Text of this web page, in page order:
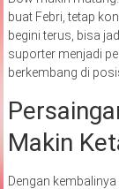
buat Febri, tetap
begini terus, bisa
suporter menjadi
berkembang di
Makin
Dengan